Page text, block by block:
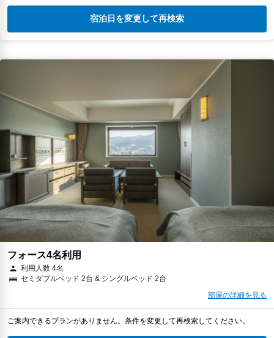
宿泊日を変更して再検索
フォース4名利用
利用人数 4名
セミダブルベッド 2台 & シングルベッド 2台
部屋の詳細を見る
ご案内できるプランがありません。条件を変更して再検索してください。